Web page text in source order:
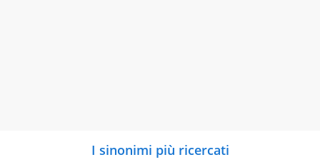
I sinonimi più ricercati